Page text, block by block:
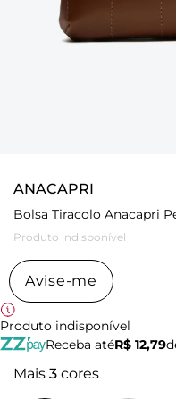
ANACAPRI
Bolsa Tiracolo Anacapri
Produto indisponível
Avise-me
Produto indisponível
Receba atéR$ 12,79
Mais 3 cores